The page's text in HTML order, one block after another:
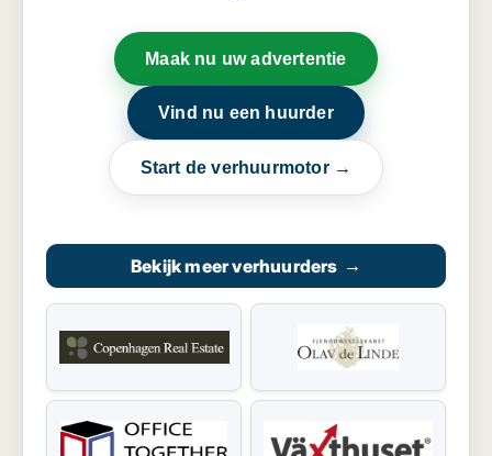
Maak nu uw advertentie
Vind nu een huurder
Start de verhuurmotor →
Bekijk meer verhuurders →